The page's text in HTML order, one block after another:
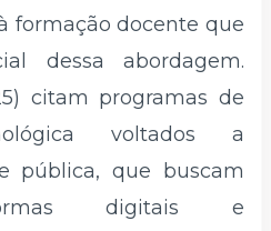
formação docente que
dessa abordagem.
citam programas de
voltados a
pública, que buscam
digitais e